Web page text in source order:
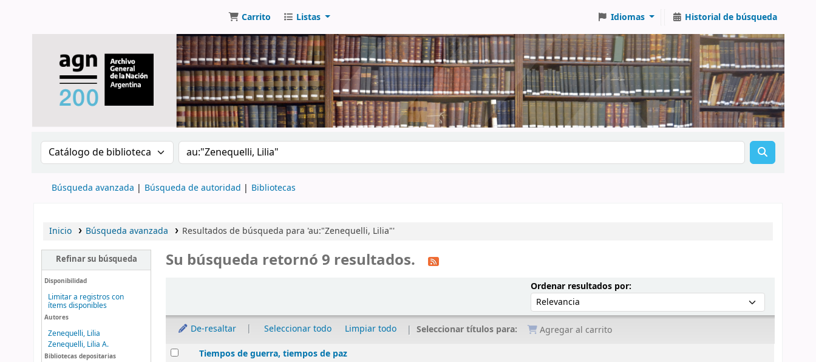
Carrito Listas Idiomas Historial de búsqueda
Buscar en el catálogo por: Buscar en el catálogo
Búsqueda avanzada Búsqueda de autoridad Bibliotecas
Inicio Búsqueda avanzada Resultados de búsqueda para 'au:"Zenequelli, Lilia"'
Refinar su búsqueda
Disponibilidad
Limitar a registros con
ítems disponibles
Autores
Zenequelli, Lilia
Zenequelli, Lilia A.
Bibliotecas depositarias
Su búsqueda retornó 9 resultados.
Ordenar resultados por:Ordenar por:
De-resaltar Seleccionar todo Limpiar todo Seleccionar títulos para:
Agregar al carrito
ResultadosTiempos de guerra, tiempos de paz